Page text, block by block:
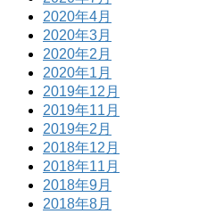
2020年4月
2020年3月
2020年2月
2020年1月
2019年12月
2019年11月
2019年2月
2018年12月
2018年11月
2018年9月
2018年8月